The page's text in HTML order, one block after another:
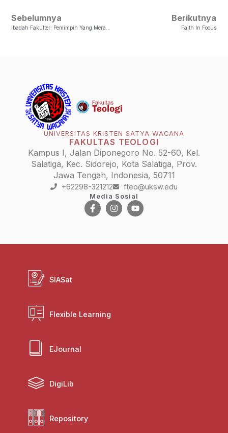
Sebelumnya Berikutnya
Faith In Focus
UNIVERSITAS KRISTEN SATYA WACANA
FAKULTAS TEOLOGI
Kampus I, Jalan Diponegoro No. 52-60, Kel.
Salatiga, Kec. Sidorejo, Kota Salatiga, Prov.
Jawa Tengah, Indonesia, 50711
+62298-321212 fteo@uksw.edu
Media Sosial
SIASat
Flexible Learning
EJournal
DigiLib
Repository